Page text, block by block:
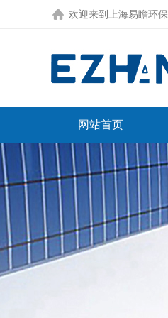
欢迎来到 上海易瞻环
网站首页